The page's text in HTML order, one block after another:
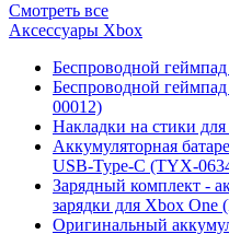
Смотреть все
Аксессуары Xbox
Беспроводной
Беспроводной
00012)
Накладки на стики
Аккумуляторная
USB-Type-C (TYX-
Зарядный комплект -
зарядки для Xbox One
Оригинальный